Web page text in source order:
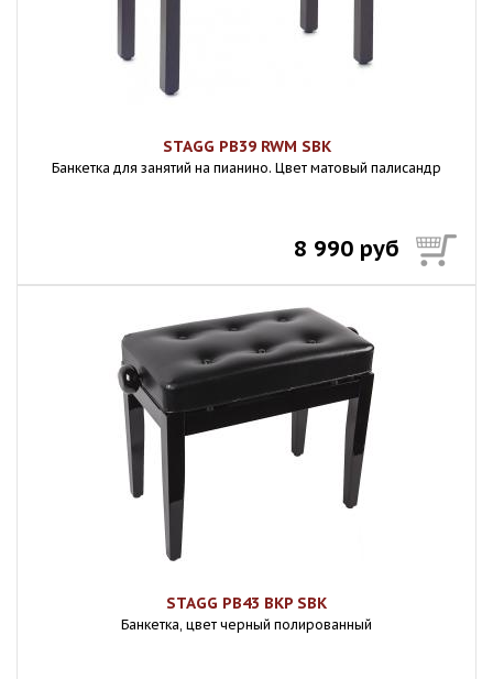
STAGG PB39 RWM SBK
Банкетка для занятий на пианино. Цвет матовый палисандр
8 990 руб
STAGG PB43 BKP SBK
Банкетка, цвет черный полированный